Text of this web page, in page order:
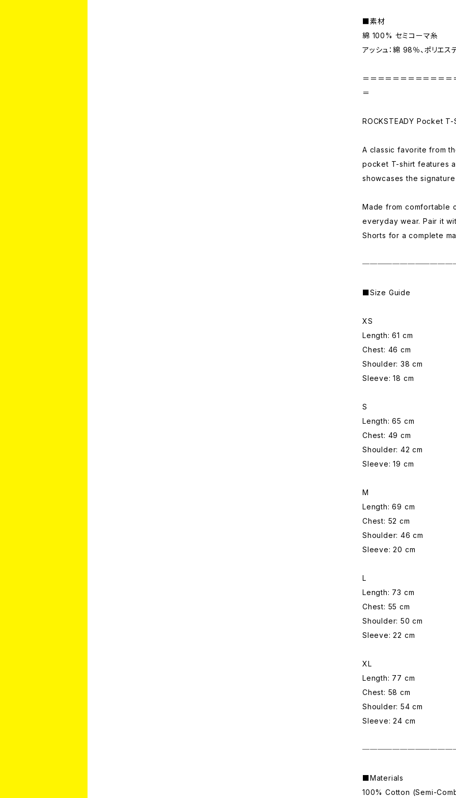
■素材
綿 100% セミコーマ糸
アッシュ：綿 98％、ポリエス
＝＝＝＝＝＝＝＝＝＝＝
＝
ROCKSTEADY Pocket T-
A classic favorite from
pocket T-shirt features
showcases the signature
Made from
everyday wear. Pair it
Shorts for a complete
■Size Guide
XS
Length: 61 cm
Chest: 46 cm
Shoulder: 38 cm
Sleeve: 18 cm
S
Length: 65 cm
Chest: 49 cm
Shoulder: 42 cm
Sleeve: 19 cm
M
Length: 69 cm
Chest: 52 cm
Shoulder: 46 cm
Sleeve: 20 cm
L
Length: 73 cm
Chest: 55 cm
Shoulder: 50 cm
Sleeve: 22 cm
XL
Length: 77 cm
Chest: 58 cm
Shoulder: 54 cm
Sleeve: 24 cm
■Materials
100% Cotton (Semi-